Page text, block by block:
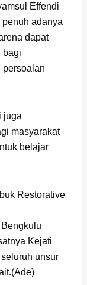
Effendi
adanya
dapat
bagi
persoalan
juga
masyarakat
belajar
Restorative
Kejati
unsur